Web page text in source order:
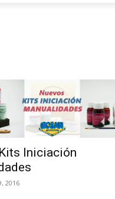
Iniciación
2016